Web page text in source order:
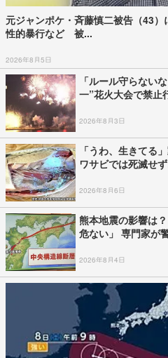
元ジャンポケ・斉藤慎二被告（43
性的暴行など 被...
2026年8月5日
「ルール守らない
一”花火大会で禁
2026年8月3日
「うわ、生きてる
ワサビでは死滅せ
2026年8月6日
熊本地震の影響は
危ない」 専門家が
2026年8月4日